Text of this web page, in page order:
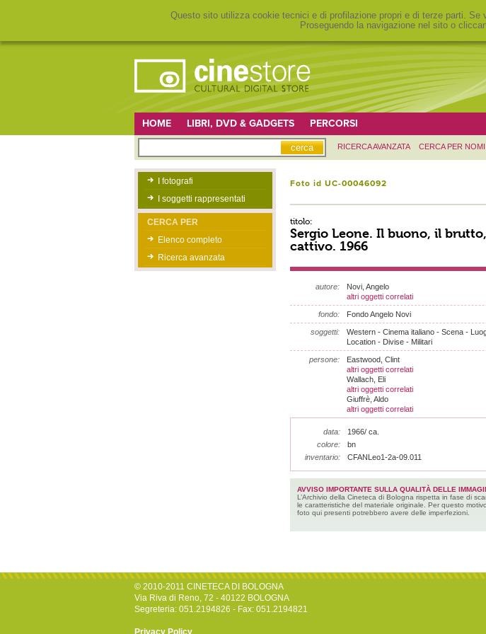
Questo sito utilizza cookie tecnici e di profilazione propri e di terze parti. Se
Proseguendo la navigazione nel sito o
HOME LIBRI, DVD & GADGETS PERCORSI
RICERCA AVANZATA CERCA PER NOMI
I fotografi
I soggetti rappresentati
CERCA PER
Elenco completo
Ricerca avanzata
Foto id UC-00046092
titolo:
Sergio Leone. Il buono, il
cattivo. 1966
autore:
Novi, Angelo
altri oggetti correlati
fondo: Fondo Angelo Novi
soggetti:
Western - Cinema italiano - Scena -
Location - Divise - Militari
persone:
Eastwood, Clint
altri oggetti correlati
Wallach, Eli
altri oggetti correlati
Giuffrè, Aldo
altri oggetti correlati
data:
1966/ ca.
colore:
bn
inventario:
CFANLeo1-2a-09.011
AVVISO IMPORTANTE SULLA QUALITÀ DELLE
L’Archivio della Cineteca di Bologna rispetta in fase di
le caratteristiche del materiale originale. Per questo
foto qui presenti potrebbero avere delle imperfezioni.
© 2010-2011 CINETECA DI BOLOGNA
Via Riva di Reno, 72 - 40122 BOLOGNA
Segreteria: 051.2194826 - Fax: 051.2194821
Privacy Policy